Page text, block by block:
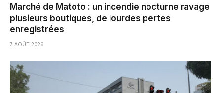
Marché de Matoto : un incendie nocturne ravage
plusieurs boutiques, de lourdes pertes
enregistrées
7 AOÛT 2026